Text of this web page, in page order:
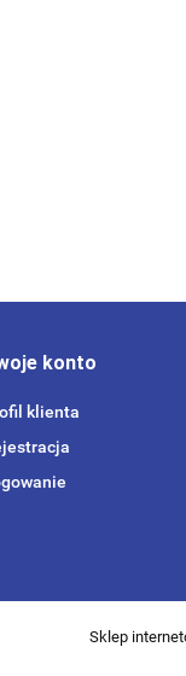
konto
klienta
Sklep